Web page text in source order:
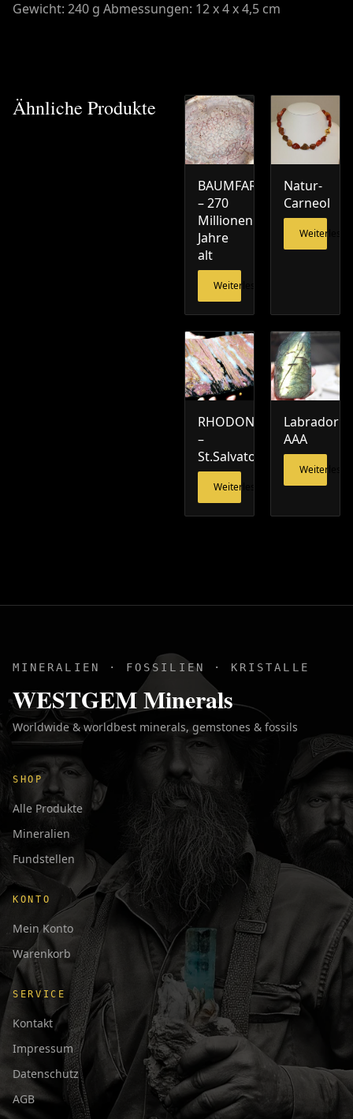
Gewicht: 240 g Abmessungen: 12 x 4 x 4,5 cm
Ähnliche Produkte
BAUMFARN
– 270
Millionen
Jahre
alt
Weiterlesen
Natur-
Carneol
Weiterlesen
RHODONIT
–
St.Salvator
Weiterlesen
Labradorit
AAA
Weiterlesen
MINERALIEN · FOSSILIEN · KRISTALLE
WESTGEM Minerals
Worldwide & worldbest minerals, gemstones & fossils
SHOP
Alle Produkte
Mineralien
Fundstellen
KONTO
Mein Konto
Warenkorb
SERVICE
Kontakt
Impressum
Datenschutz
AGB
日本語